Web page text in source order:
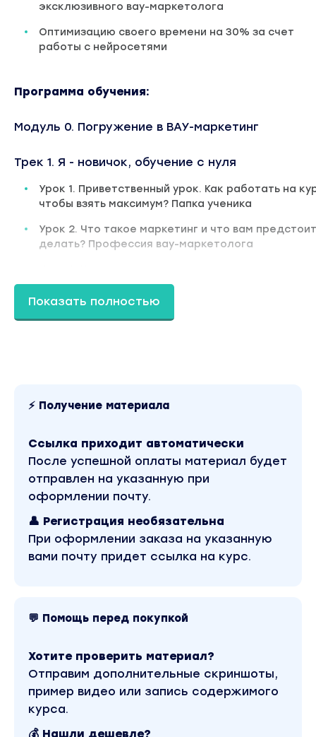
эксклюзивного вау-маркетолога
Оптимизацию своего времени на 30% за счет
работы с нейросетями
Программа обучения:
Модуль 0. Погружение в ВАУ-маркетинг
Трек 1. Я - новичок, обучение с нуля
Урок 1. Приветственный урок. Как работать на
чтобы взять максимум? Папка ученика
Урок 2. Что такое маркетинг и что вам предстоит
делать? Профессия вау-маркетолога
инструментов продвижения
ответственности
Урок 1. Приветственный урок. Как работать на
чтобы взять максимум? Папка ученика
Урок 2. Как интегрировать вау-маркетинг в вашу
текущую работу
Урок 3. Концепция вау-маркетинга и матрица
инструментов продвижения
Урок 4. Работа с кейсом на курсе для
Урок 1. Приветственный урок. Как работать на
Урок 2. Отличие профессии маркетолога от смм
сопряженных профессий
Урок 3. Концепция вау-маркетинга и матрица
инструментов продвижения
Показать полностью
⚡ Получение материала
Ссылка приходит автоматически
После успешной оплаты материал будет
отправлен на указанную при
оформлении почту.
👤 Регистрация необязательна
При оформлении заказа на указанную
вами почту придет ссылка на курс.
💬 Помощь перед покупкой
Хотите проверить материал?
Отправим дополнительные скриншоты,
пример видео или запись содержимого
курса.
💰 Нашли дешевле?